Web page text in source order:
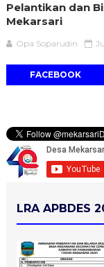
Pelantikan dan
Mekarsari
Opa Soparudin
FACEBOOK
LRA APBDES